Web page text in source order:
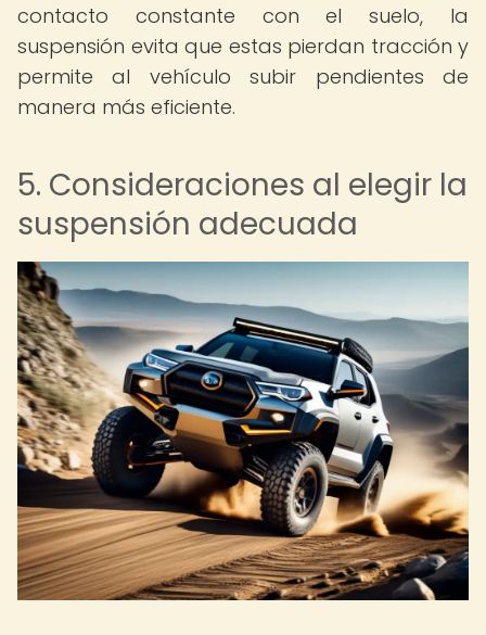
contacto constante con el suelo, la
suspensión evita que estas pierdan tracción y
permite al vehículo subir pendientes de
manera más eficiente.
5. Consideraciones al elegir la
suspensión adecuada